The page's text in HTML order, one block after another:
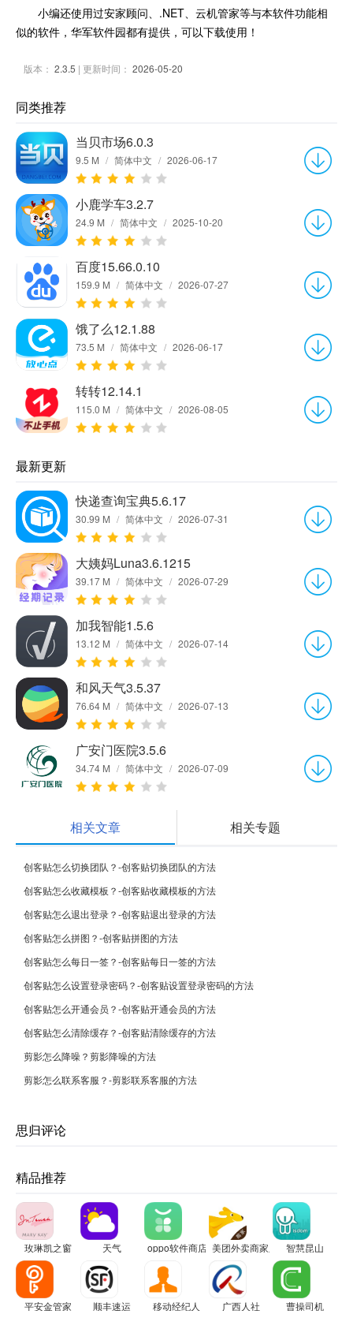
小编还使用过安家顾问、.NET、云机管家等与本软件功能相
似的软件，华军软件园都有提供，可以下载使用！
版本： 2.3.5 | 更新时间： 2026-05-20
同类推荐
当贝市场6.0.3
9.5 M / 简体中文 / 2026-06-17
小鹿学车3.2.7
24.9 M / 简体中文 / 2025-10-20
百度15.66.0.10
159.9 M / 简体中文 / 2026-07-27
饿了么12.1.88
73.5 M / 简体中文 / 2026-06-17
转转12.14.1
115.0 M / 简体中文 / 2026-08-05
最新更新
快递查询宝典5.6.17
30.99 M / 简体中文 / 2026-07-31
大姨妈Luna3.6.1215
39.17 M / 简体中文 / 2026-07-29
加我智能1.5.6
13.12 M / 简体中文 / 2026-07-14
和风天气3.5.37
76.64 M / 简体中文 / 2026-07-13
广安门医院3.5.6
34.74 M / 简体中文 / 2026-07-09
相关文章 相关专题
创客贴怎么切换团队？-创客贴切换团队的方法
创客贴怎么收藏模板？-创客贴收藏模板的方法
创客贴怎么退出登录？-创客贴退出登录的方法
创客贴怎么拼图？-创客贴拼图的方法
创客贴怎么每日一签？-创客贴每日一签的方法
创客贴怎么设置登录密码？-创客贴设置登录密码的方法
创客贴怎么开通会员？-创客贴开通会员的方法
创客贴怎么清除缓存？-创客贴清除缓存的方法
剪影怎么降噪？剪影降噪的方法
剪影怎么联系客服？-剪影联系客服的方法
思归评论
精品推荐
玫琳凯之窗 天气 oppo软件商店 美团外卖商家版 智慧昆山
平安金管家 顺丰速运 移动经纪人 广西人社 曹操司机